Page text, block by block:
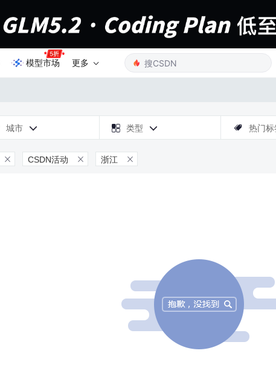
模型市场 更多
城市   类型   热门标
 CSDN活动  浙江 